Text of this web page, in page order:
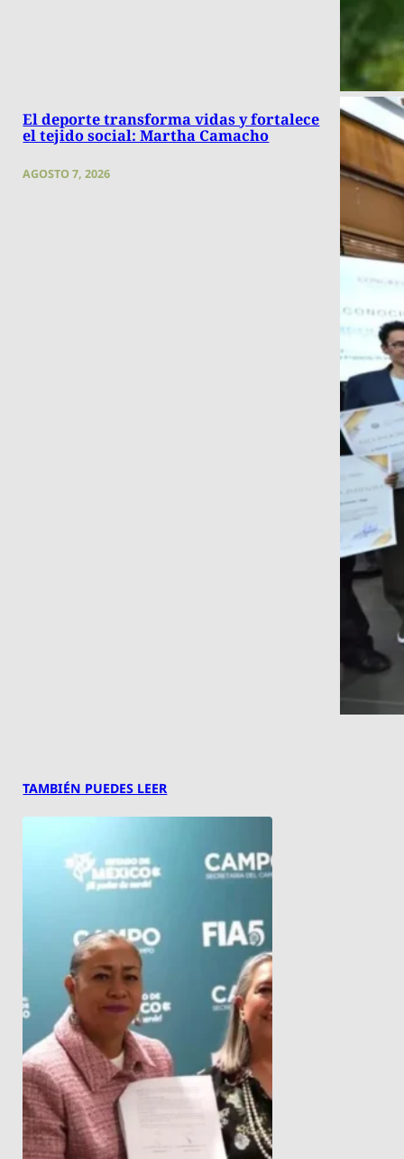
El deporte transforma vidas y fortalece
el tejido social: Martha Camacho
AGOSTO 7, 2026
TAMBIÉN PUEDES LEER